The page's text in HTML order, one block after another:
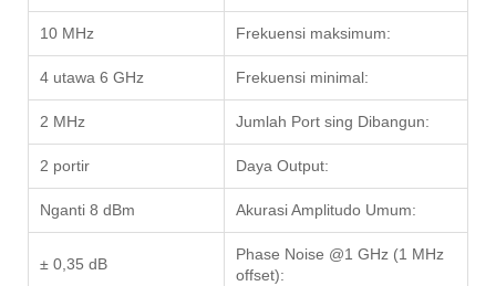
10 MHz Frekuensi maksimum:
4 utawa 6 GHz Frekuensi minimal:
2 MHz Jumlah Port sing Dibangun:
2 portir Daya Output:
Nganti 8 dBm Akurasi Amplitudo Umum:
± 0,35 dB
Phase Noise @1 GHz (1 MHz
offset):